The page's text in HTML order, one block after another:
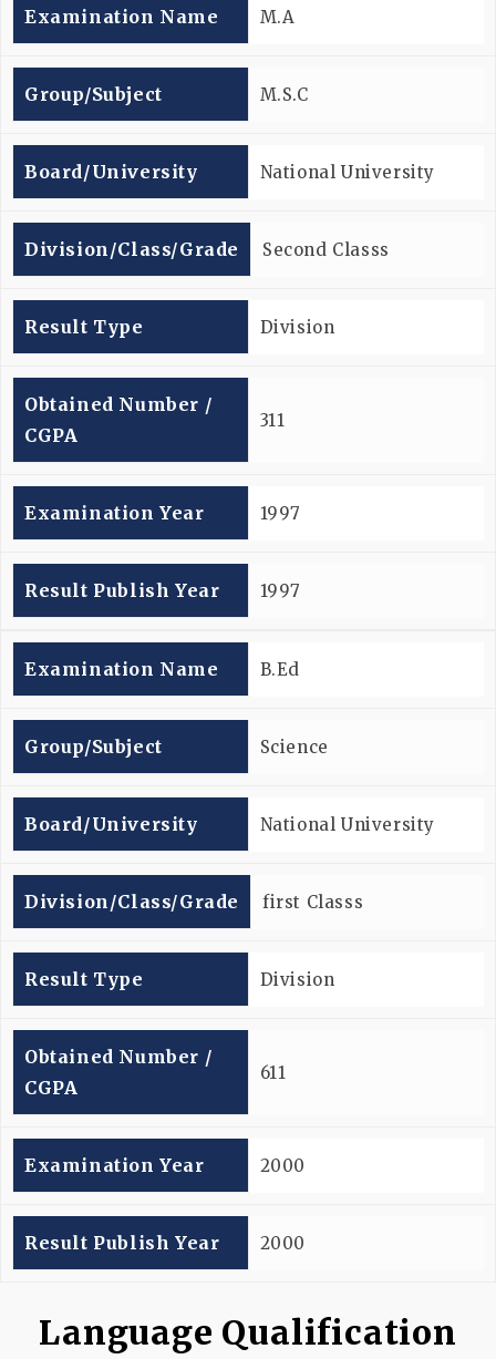
Examination Name M.A
Group/subject M.S.C
Board/university National University
Division/Class/Grade Second Classs
Result Type Division
Obtained Number /
CGPA
311
Examination Year 1997
Result Publish Year 1997
Examination Name B.Ed
Group/subject Science
Board/university National University
Division/Class/Grade first Classs
Result Type Division
Obtained Number /
CGPA
611
Examination Year 2000
Result Publish Year 2000
Language Qualification